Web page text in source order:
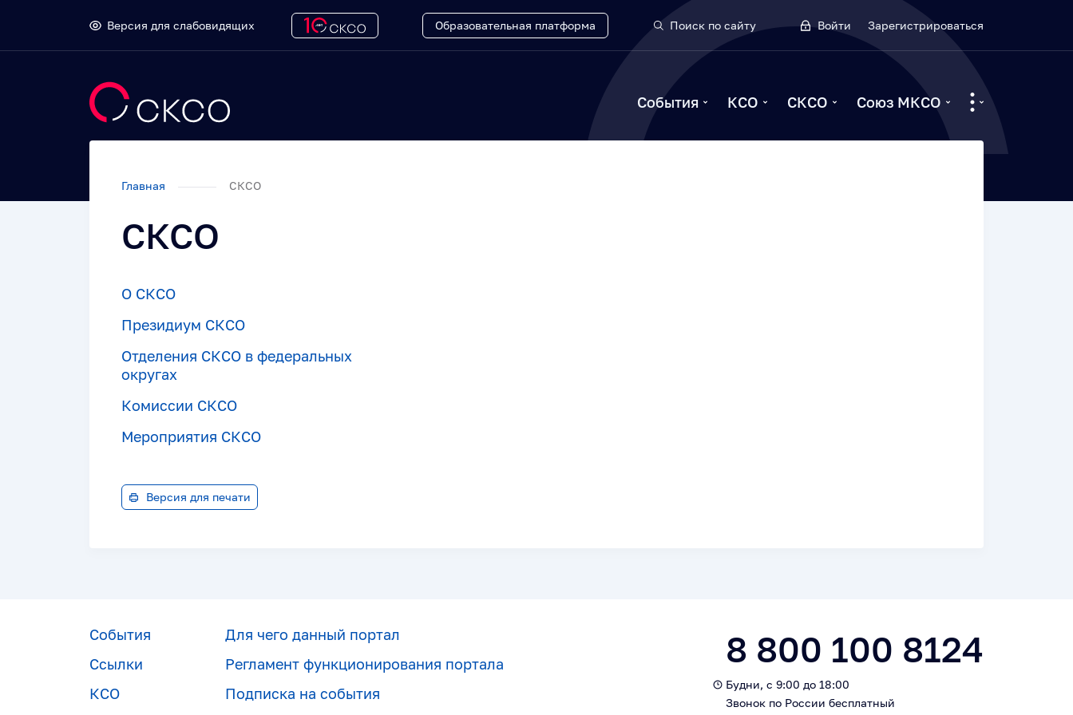
Версия для слабовидящих Образовательная платформа Поиск по сайту Войти Зарегистрироваться
События КСО СКСО Союз МКСО
Главная СКСО
СКСО
О СКСО
Президиум СКСО
Отделения СКСО в федеральных
округах
Комиссии СКСО
Мероприятия СКСО
Версия для печати
События
Ссылки
КСО
Для чего данный портал
Регламент функционирования портала
Подписка на события
8 800 100 8124
Будни, с 9:00 до 18:00
Звонок по России бесплатный